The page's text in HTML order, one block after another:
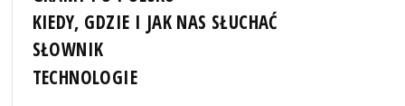
KIEDY, GDZIE I JAK NAS SŁUCHAĆ
SŁOWNIK
TECHNOLOGIE